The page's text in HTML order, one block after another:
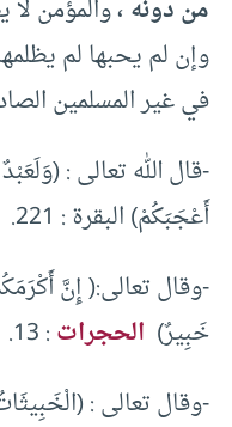
من دونه ،والمؤمن لا
وإن لم يحبها لم
في غير المسلمين
-قال الله تعالى :
أَعْجَبَكُمْ) البقرة : 221.
-وقال تعالى:( إِنَّ
خَبِيرٌ) الحجرات: 13.
-وقال تعالى :